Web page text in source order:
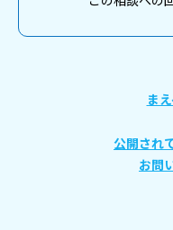
ま
公開され
お問